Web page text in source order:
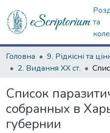
та
Головна
2. Видання ХХ ст.
Список
собранных в
губернии